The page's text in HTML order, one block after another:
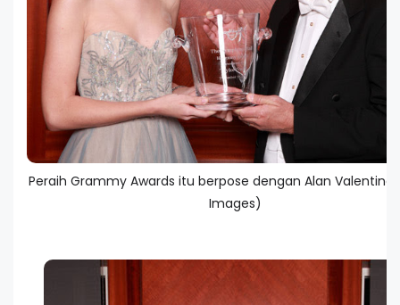
Peraih Grammy Awards itu berpose dengan Alan
Images)